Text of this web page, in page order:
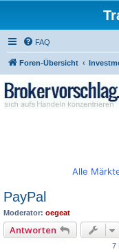
FAQ
Foren-Übersicht
Alle
PayPal
Moderator: oegeat
Antworten
7